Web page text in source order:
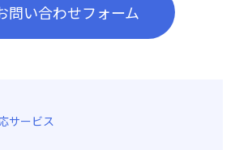
問い合わせフォーム
サービス